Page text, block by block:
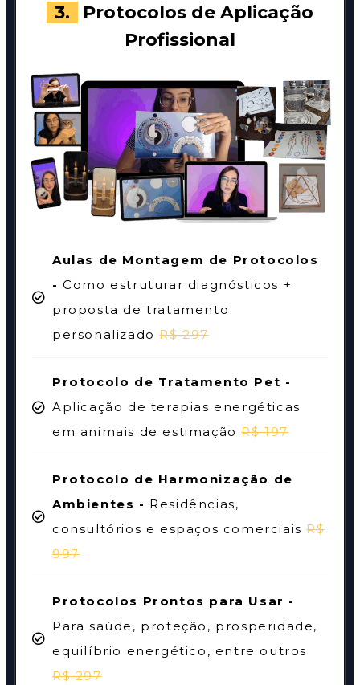
3.
Protocolos de Aplicação
Profissional
Aulas de Montagem de Protocolos
-Como estruturar diagnósticos +
proposta de tratamento
personalizadoR$ 297
Protocolo de Tratamento Pet -
Aplicação de terapias energéticas
em animais de estimaçãoR$ 197
Protocolo de Harmonização de
Ambientes - Residências,
consultórios e espaços comerciaisR$
997
Protocolos Prontos para Usar -
Para saúde, proteção, prosperidade,
equilíbrio energético, entre outros
R$ 297